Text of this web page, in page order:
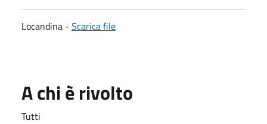
Locandina - Scarica file
A chi è rivolto
Tutti